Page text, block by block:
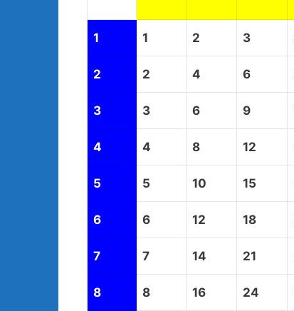
1 1 2 3
2 2 4 6
3 3 6 9
4 4 8 12
5 5 10 15
6 6 12 18
7 7 14 21
8 8 16 24